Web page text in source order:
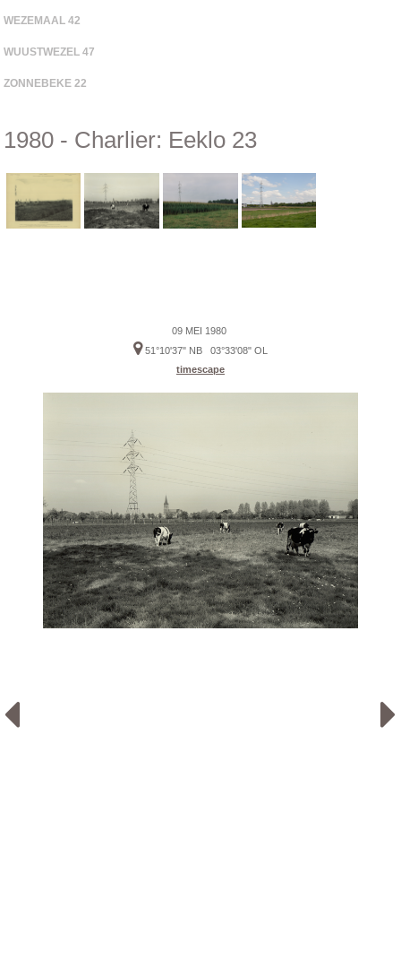
WEZEMAAL 42
WUUSTWEZEL 47
ZONNEBEKE 22
1980 - Charlier: Eeklo 23
09 MEI 1980
51°10'37" NB 03°33'08" OL
timescape